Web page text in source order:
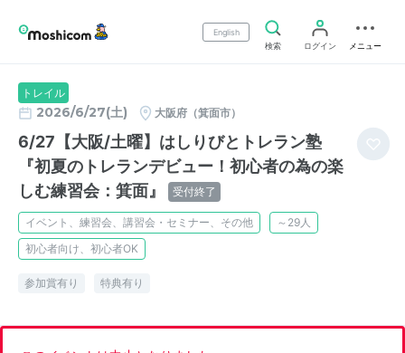
English
検索
ログイン メニュー
トレイル
2026/6/27(土) 大阪府（箕面市）
6/27【大阪/土曜】はしりびとトレラン塾
『初夏のトレランデビュー！初心者の為の楽
しむ練習会：箕面』
受付終了
イベント、練習会、講習会・セミナー、その他
～29人
初心者向け、初心者OK
参加賞有り 特典有り